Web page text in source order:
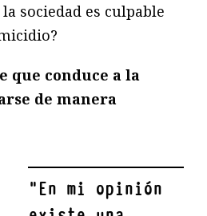
sociedad es culpable
que conduce a la
de manera
"En mi opinión